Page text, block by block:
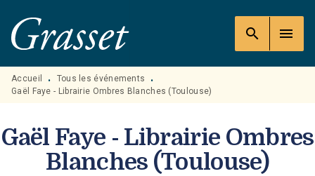
MENU RECHERCHE
PIED DE PAGE
search menu
Accueil • Tous les événements
•
Gaël Faye - Librairie Ombres Blanches (Toulouse)
Gaël Faye - Librairie Ombres
Blanches (Toulouse)